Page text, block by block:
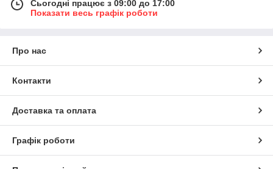
Сьогодні працює з 09:00 до 17:00
Показати весь графік роботи
Про нас
Контакти
Доставка та оплата
Графік роботи